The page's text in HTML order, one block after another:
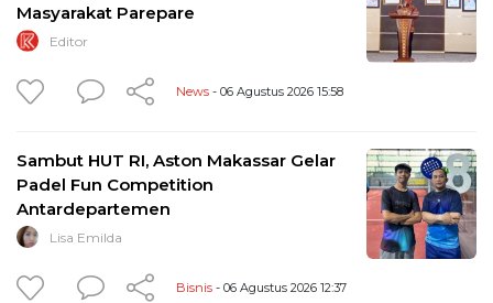
Masyarakat Parepare
Editor
News - 06 Agustus 2026 15:58
Sambut HUT RI, Aston Makassar Gelar
Padel Fun Competition
Antardepartemen
Lisa Emilda
Bisnis - 06 Agustus 2026 12:37